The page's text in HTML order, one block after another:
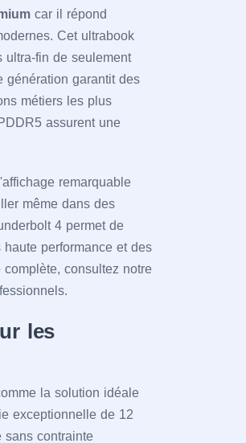
car il répond
Cet ultrabook
ultra-fin de seulement
génération garantit des
métiers les plus
assurent une
remarquable
même dans des
4 permet de
performance et des
consultez notre
les
la solution idéale
exceptionnelle de 12
sans contrainte